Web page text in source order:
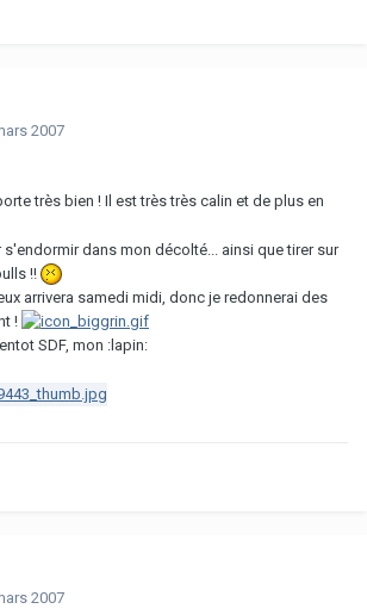
2007
très bien ! Il est très très calin et de plus en
s'endormir dans mon décolté... ainsi que tirer sur
!!
arrivera samedi midi, donc je redonnerai des
!
SDF, mon :lapin:
2007